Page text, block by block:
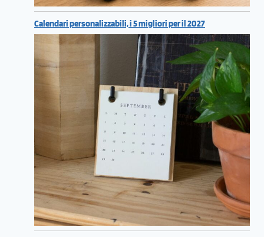
Calendari personalizzabili, i 5 migliori per il 2027